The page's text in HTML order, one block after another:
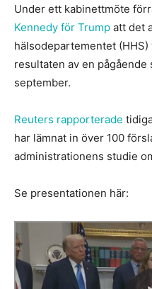
Under ett kabinettmöte
Kennedy för Trump att det
hälsodepartementet
resultaten av en
september.
Reuters rapporterade
har lämnat in över 100
administrationens studie
Se presentationen här: